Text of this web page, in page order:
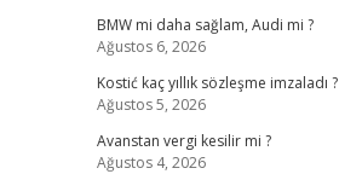
BMW mi daha sağlam, Audi mi ?
Ağustos 6, 2026
Kostić kaç yıllık sözleşme imzaladı ?
Ağustos 5, 2026
Avanstan vergi kesilir mi ?
Ağustos 4, 2026